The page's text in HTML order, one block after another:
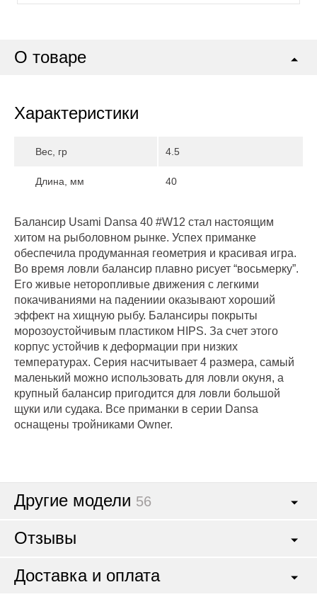
О товаре
Характеристики
Вес, гр 4.5
Длина, мм 40
Балансир Usami Dansa 40 #W12 стал настоящим
хитом на рыболовном рынке. Успех приманке
обеспечила продуманная геометрия и красивая игра.
Во время ловли балансир плавно рисует “восьмерку”.
Его живые неторопливые движения с легкими
покачиваниями на падениии оказывают хороший
эффект на хищную рыбу. Балансиры покрыты
морозоустойчивым пластиком HIPS. За счет этого
корпус устойчив к деформации при низких
температурах. Серия насчитывает 4 размера, самый
маленький можно использовать для ловли окуня, а
крупный балансир пригодится для ловли большой
щуки или судака. Все приманки в серии Dansa
оснащены тройниками Owner.
Другие модели 56
Отзывы
Доставка и оплата